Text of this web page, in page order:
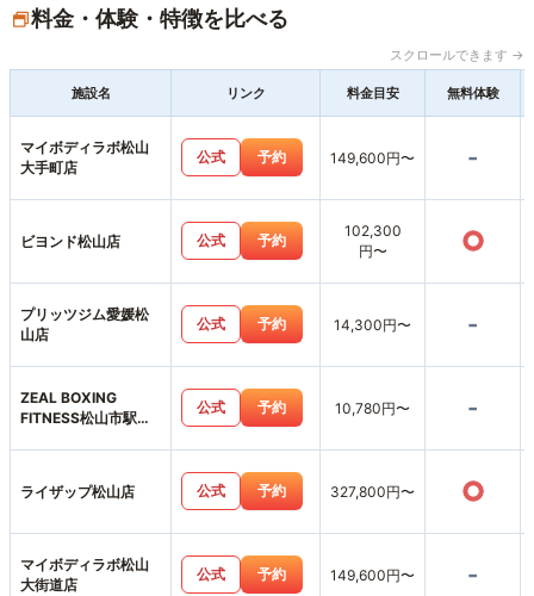
料金・体験・特徴を比べる
スクロールできます →
施設名 リンク 料金目安 無料体験
マイボディラボ松山
大手町店
公式 予約 149,600円〜 -
ビヨンド松山店 公式 予約
102,300
円〜
○
プリッツジム愛媛松
山店
公式 予約 14,300円〜 -
ZEAL BOXING
FITNESS松山市駅前
公式 予約 10,780円〜 -
ライザップ松山店 公式 予約 327,800円〜 ○
マイボディラボ松山
大街道店
公式 予約 149,600円〜 -